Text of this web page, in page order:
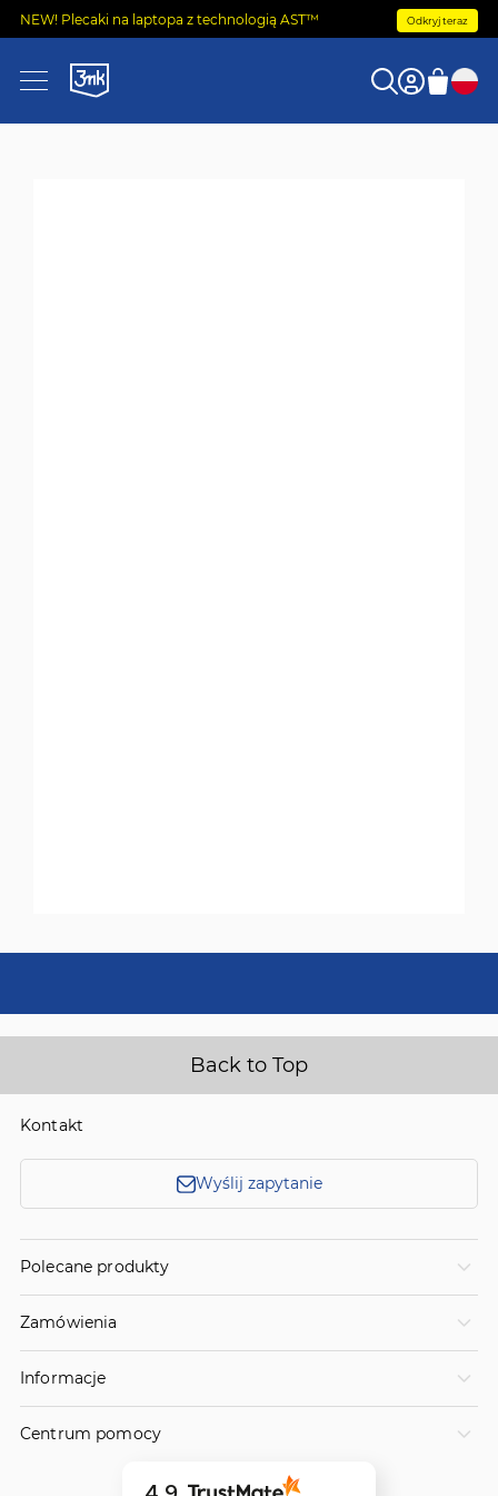
NEW! Plecaki na laptopa z technologią AST™ Odkryj teraz
Back to Top
Kontakt
Wyślij zapytanie
Polecane produkty
Zamówienia
Informacje
Centrum pomocy